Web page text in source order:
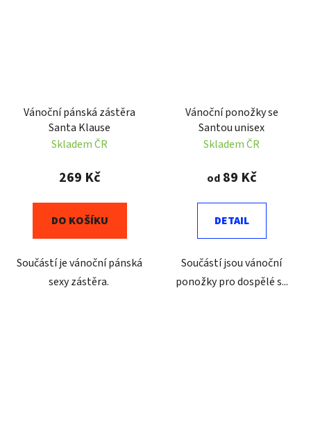
Vánoční pánská zástěra
Santa Klause
Skladem ČR
269 Kč
DO KOŠÍKU
Součástí je vánoční pánská
sexy zástěra.
Vánoční ponožky se
Santou unisex
Skladem ČR
od89 Kč
DETAIL
Součástí jsou vánoční
ponožky pro dospělé s...